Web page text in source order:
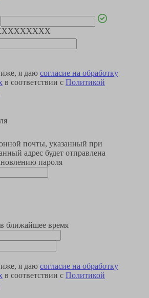
я даю согласие на обработку
в соответствии с Политикой
почты, указанный при
адрес будет отправлена
пароля
ближайшее время
я даю согласие на обработку
в соответствии с Политикой